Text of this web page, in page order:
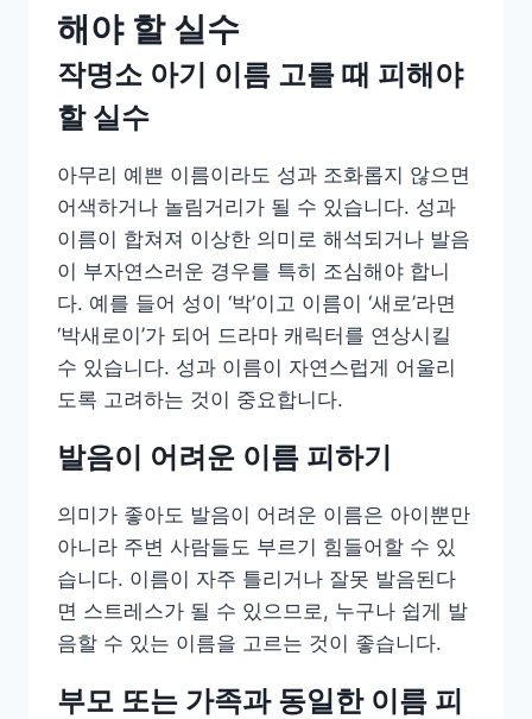
해야 할 실수
작명소 아기 이름 고를 때 피해야
할 실수
아무리 예쁜 이름이라도 성과 조화롭지 않으면
어색하거나 놀림거리가 될 수 있습니다. 성과
이름이 합쳐져 이상한 의미로 해석되거나 발음
이 부자연스러운 경우를 특히 조심해야 합니
다. 예를 들어 성이 ‘박’이고 이름이 ‘새로’라면
‘박새로이’가 되어 드라마 캐릭터를 연상시킬
수 있습니다. 성과 이름이 자연스럽게 어울리
도록 고려하는 것이 중요합니다.
발음이 어려운 이름 피하기
의미가 좋아도 발음이 어려운 이름은 아이뿐만
아니라 주변 사람들도 부르기 힘들어할 수 있
습니다. 이름이 자주 틀리거나 잘못 발음된다
면 스트레스가 될 수 있으므로, 누구나 쉽게 발
음할 수 있는 이름을 고르는 것이 좋습니다.
부모 또는 가족과 동일한 이름 피